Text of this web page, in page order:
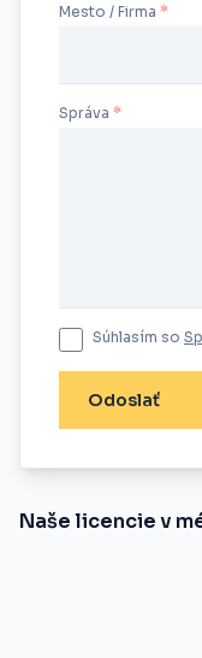
Správa
Mesto / Firma
Súhlasím so
Odoslať
Naše licencie v